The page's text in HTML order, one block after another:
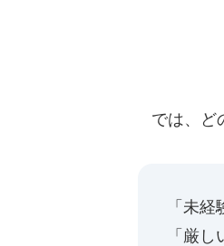
では、ど
「未
「厳